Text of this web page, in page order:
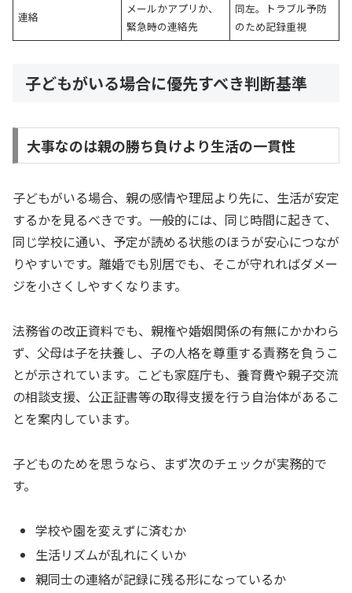
連絡
メールかアプリか、
緊急時の連絡先
同左。トラブル予防
のため記録重視
子どもがいる場合に優先すべき判断基準
大事なのは親の勝ち負けより生活の一貫性
子どもがいる場合、親の感情や理屈より先に、生活が安定
するかを見るべきです。一般的には、同じ時間に起きて、
同じ学校に通い、予定が読める状態のほうが安心につなが
りやすいです。離婚でも別居でも、そこが守れればダメー
ジを小さくしやすくなります。
法務省の改正資料でも、親権や婚姻関係の有無にかかわら
ず、父母は子を扶養し、子の人格を尊重する責務を負うこ
とが示されています。こども家庭庁も、養育費や親子交流
の相談支援、公正証書等の取得支援を行う自治体があるこ
とを案内しています。
子どものためを思うなら、まず次のチェックが実務的で
す。
学校や園を変えずに済むか
生活リズムが乱れにくいか
親同士の連絡が記録に残る形になっているか